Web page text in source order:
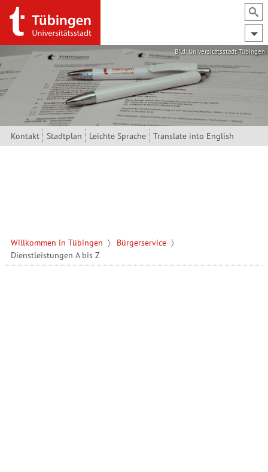
Direkt zum Inhalt
Bild: Universitätsstadt Tübingen
Kontakt Stadtplan Leichte Sprache Translate into English
Willkommen in Tübingen
Bürgerservice
Dienstleistungen A bis Z